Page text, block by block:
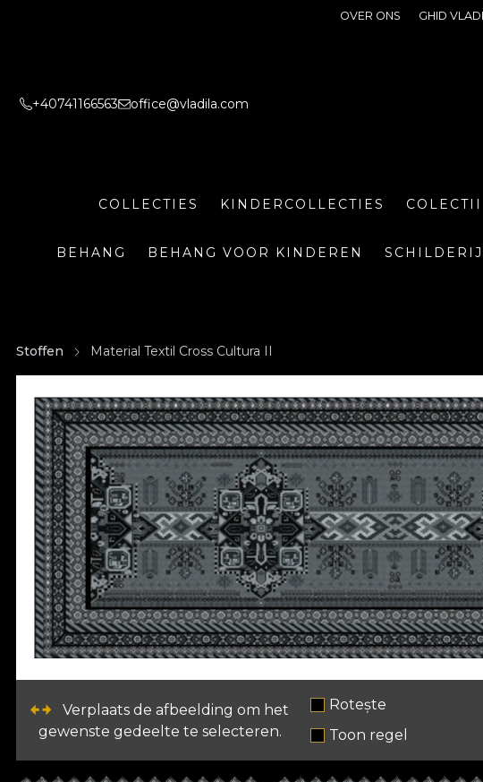
OVER ONS GHID
+40741166563 office@vladila.com
COLLECTIES KINDERCOLLECTIES
BEHANG BEHANG VOOR KINDEREN
Stoffen Material Textil Cross Cultura II
Verplaats de afbeelding om het
gewenste gedeelte te selecteren.
Rotește
Toon regel